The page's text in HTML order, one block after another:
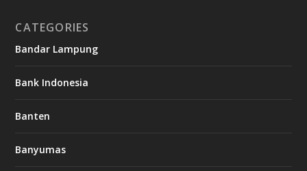
CATEGORIES
Bandar Lampung
Bank Indonesia
Banten
Banyumas